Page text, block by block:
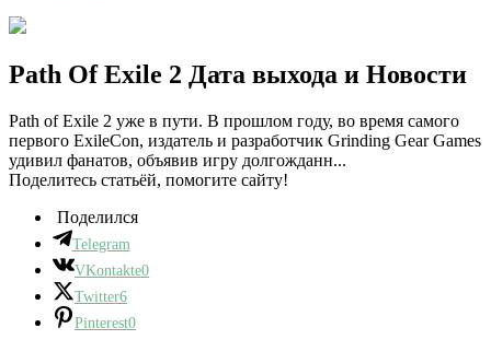
Path Of Exile 2 Дата выхода и Новости
Path of Exile 2 уже в пути. В прошлом году, во время самого
первого ExileCon, издатель и разработчик Grinding Gear Games
удивил фанатов, объявив игру долгожданн...
Поделитесь статьёй, помогите сайту!
Поделился
Telegram
VKontakte0
Twitter6
Pinterest0